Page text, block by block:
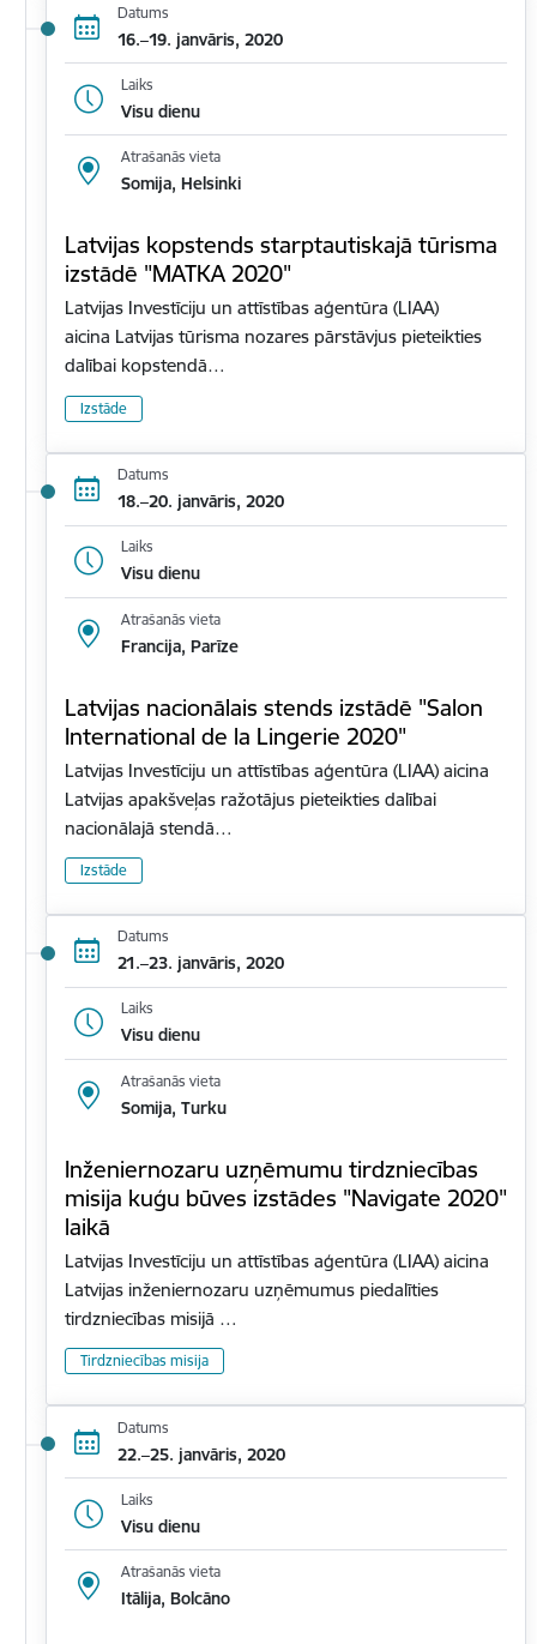
Datums
16.–19. janvāris, 2020
Laiks
Visu dienu
Atrašanās vieta
Somija, Helsinki
Latvijas kopstends starptautiskajā tūrisma
izstādē "MATKA 2020"
Latvijas Investīciju un attīstības aģentūra (LIAA)
aicina Latvijas tūrisma nozares pārstāvjus pieteikties
dalībai kopstendā…
Izstāde
Datums
18.–20. janvāris, 2020
Laiks
Visu dienu
Atrašanās vieta
Francija, Parīze
Latvijas nacionālais stends izstādē "Salon
International de la Lingerie 2020"
Latvijas Investīciju un attīstības aģentūra (LIAA) aicina
Latvijas apakšveļas ražotājus pieteikties dalībai
nacionālajā stendā…
Izstāde
Datums
21.–23. janvāris, 2020
Laiks
Visu dienu
Atrašanās vieta
Somija, Turku
Inženiernozaru uzņēmumu tirdzniecības
misija kuģu būves izstādes "Navigate 2020"
laikā
Latvijas Investīciju un attīstības aģentūra (LIAA) aicina
Latvijas inženiernozaru uzņēmumus piedalīties
tirdzniecības misijā …
Tirdzniecības misija
Datums
22.–25. janvāris, 2020
Laiks
Visu dienu
Atrašanās vieta
Itālija, Bolcāno